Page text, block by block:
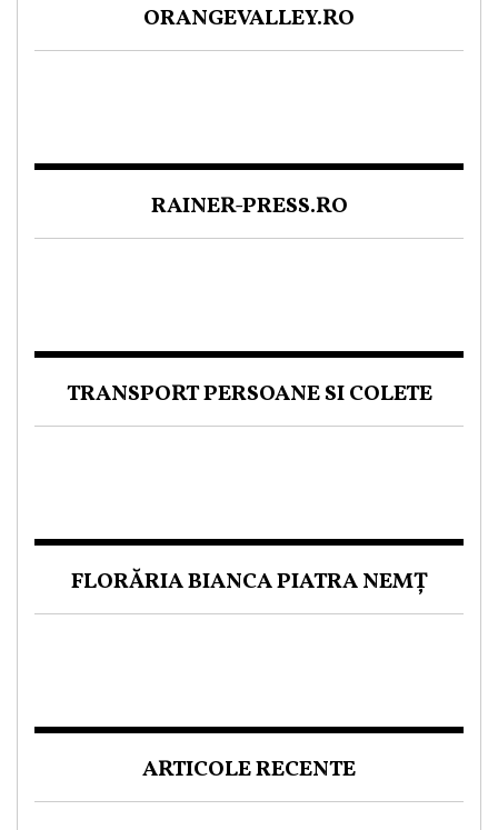
ORANGEVALLEY.RO
RAINER-PRESS.RO
TRANSPORT PERSOANE SI COLETE
FLORĂRIA BIANCA PIATRA NEMȚ
ARTICOLE RECENTE